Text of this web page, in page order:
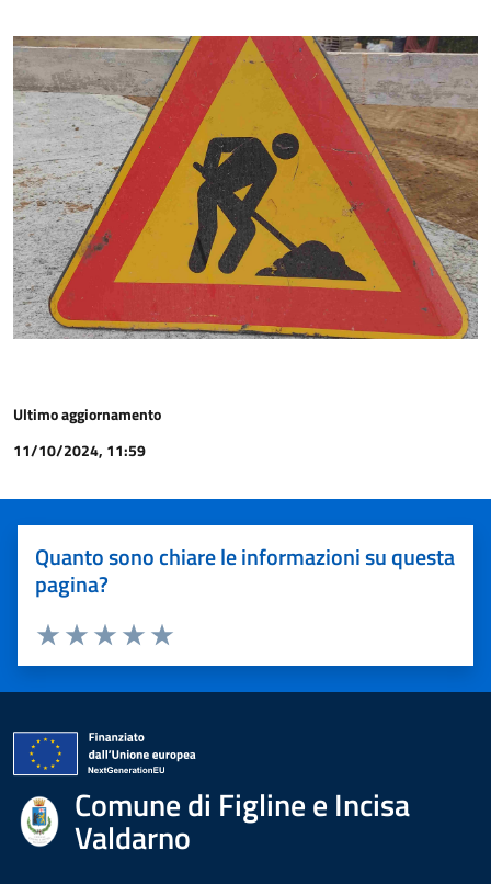
Ultimo aggiornamento
11/10/2024, 11:59
Quanto sono chiare le informazioni su questa
pagina?
Valuta 5 stelle su 5
Valuta 4 stelle su 5
Valuta 3 stelle su 5
Valuta 2 stelle su 5
Valuta 1 stelle su 5
Comune di Figline e Incisa
Valdarno